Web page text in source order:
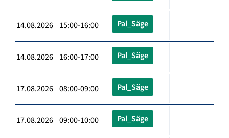
14.08.2026 15:00-16:00 Pal_Säge
14.08.2026 16:00-17:00 Pal_Säge
17.08.2026 08:00-09:00 Pal_Säge
17.08.2026 09:00-10:00 Pal_Säge